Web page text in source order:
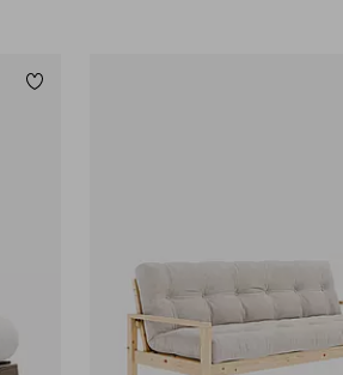
Lägg till i favoriter